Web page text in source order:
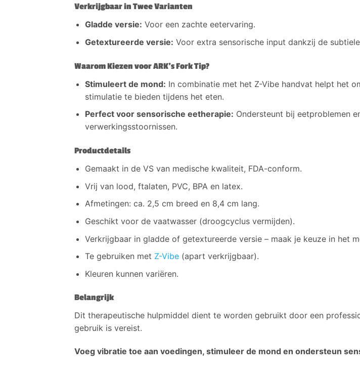
Verkrijgbaar in Twee Varianten
Gladde versie: Voor een zachte eetervaring.
Getextureerde versie: Voor extra sensorische input dankzij de
Waarom Kiezen voor ARK’s Fork Tip?
Stimuleert de mond: In combinatie met het Z-Vibe handvat helpt het
stimulatie te bieden tijdens het eten.
Perfect voor sensorische eetherapie: Ondersteunt bij eetproblemen
verwerkingsstoornissen.
Productdetails
Gemaakt in de VS van medische kwaliteit, FDA-conform.
Vrij van lood, ftalaten, PVC, BPA en latex.
Afmetingen: ca. 2,5 cm breed en 8,4 cm lang.
Geschikt voor de vaatwasser (droogcyclus vermijden).
Verkrijgbaar in gladde of getextureerde versie – maak je keuze in het
Te gebruiken met Z-Vibe(apart verkrijgbaar).
Kleuren kunnen variëren.
Belangrijk
Dit therapeutische hulpmiddel dient te worden gebruikt door een
gebruik is vereist.
Voeg vibratie toe aan voedingen, stimuleer de mond en ondersteun